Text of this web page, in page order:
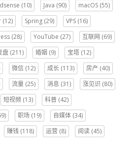
(10) Java (90) macOS (55)
(12) Spring (29) VPS (16)
(28) YouTube (27) 互联网 (69)
盘 (211) 婚姻 (9) 宝塔 (12)
微信 (12) 成长 (113) 房产 (40)
流量 (25) 消息 (31) 涨见识 (80)
短视频 (13) 科普 (42)
职场 (19) 自媒体 (34)
赚钱 (118) 运营 (8) 阅读 (45)